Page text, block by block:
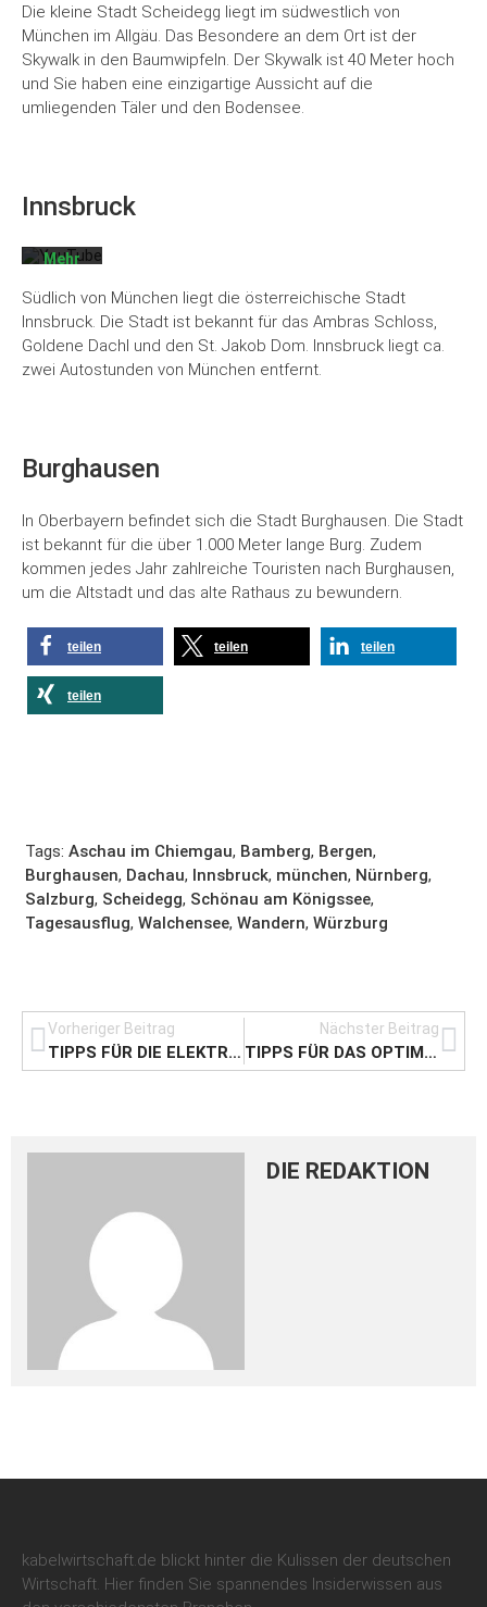
Die kleine Stadt Scheidegg liegt im südwestlich von
München im Allgäu. Das Besondere an dem Ort ist der
Skywalk in den Baumwipfeln. Der Skywalk ist 40 Meter hoch
und Sie haben eine einzigartige Aussicht auf die
umliegenden Täler und den Bodensee.
Innsbruck
Mit
dem
Laden
Datenschutzerklärung
Mehr
Video
laden
Südlich von München liegt die österreichische Stadt
Innsbruck. Die Stadt ist bekannt für das Ambras Schloss,
Goldene Dachl und den St. Jakob Dom. Innsbruck liegt ca.
zwei Autostunden von München entfernt.
Burghausen
In Oberbayern befindet sich die Stadt Burghausen. Die Stadt
ist bekannt für die über 1.000 Meter lange Burg. Zudem
kommen jedes Jahr zahlreiche Touristen nach Burghausen,
um die Altstadt und das alte Rathaus zu bewundern.
teilen teilen teilen
teilen
Tags: Aschau im Chiemgau, Bamberg, Bergen,
Burghausen, Dachau, Innsbruck, münchen, Nürnberg,
Salzburg, Scheidegg, Schönau am Königssee,
Tagesausflug, Walchensee, Wandern, Würzburg
Vorheriger Beitrag
TIPPS FÜR DIE ELEKTRONISCHE ABLAGE
Nächster Beitrag
TIPPS FÜR DAS OPTIMALE LAUNCH EVENT
DIE REDAKTION
kabelwirtschaft.de blickt hinter die Kulissen der deutschen
Wirtschaft. Hier finden Sie spannendes Insiderwissen aus